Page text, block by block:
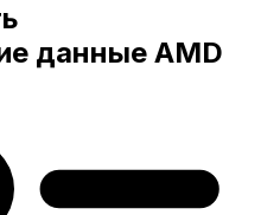
данные AMD